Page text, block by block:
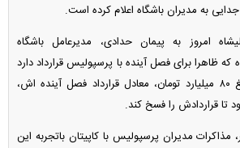
به مدیران باشگاه اعلام کرده است.
امروز به پیمان حدادی، مدیرعامل باشگاه
که ظاهرا برای فصل آینده با پرسپولیس قرارداد دارد
و در هر صورت باید مبلغ ۸۰ میلیارد تومان، معادل قرارداد فصل آینده اش،
قراردادش را فسخ کند.
مدیران پرسپولیس با کاپیتان باتجربه این